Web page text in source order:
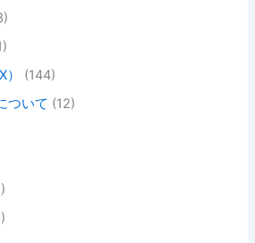
(144)
ついて (12)